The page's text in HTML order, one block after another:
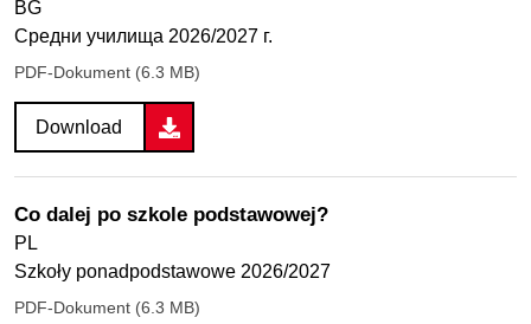
BG
Средни училища 2026/2027 г.
PDF-Dokument (6.3 MB)
Download
Co dalej po szkole podstawowej?
PL
Szkoły ponadpodstawowe 2026/2027
PDF-Dokument (6.3 MB)